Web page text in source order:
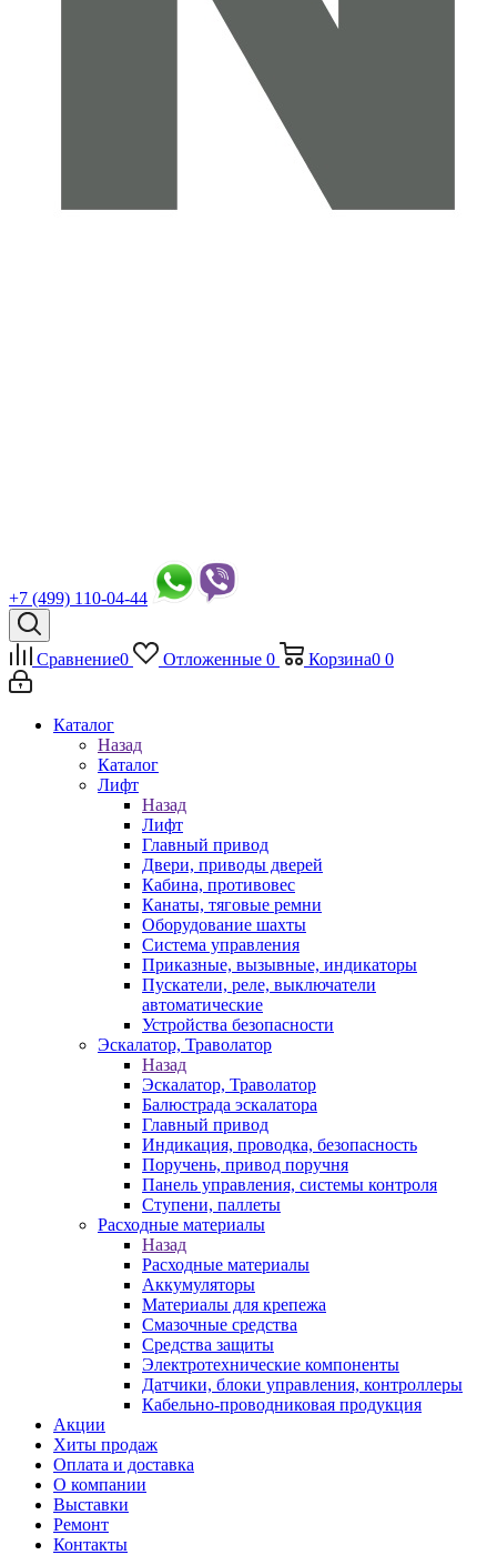
+7 (499) 110-04-44
Сравнение0 Отложенные 0 Корзина0 0
Каталог
Назад
Каталог
Лифт
Назад
Лифт
Главный привод
Двери, приводы дверей
Кабина, противовес
Канаты, тяговые ремни
Оборудование шахты
Система управления
Приказные, вызывные, индикаторы
Пускатели, реле, выключатели
автоматические
Устройства безопасности
Эскалатор, Траволатор
Назад
Эскалатор, Траволатор
Балюстрада эскалатора
Главный привод
Индикация, проводка, безопасность
Поручень, привод поручня
Панель управления, системы контроля
Ступени, паллеты
Расходные материалы
Назад
Расходные материалы
Аккумуляторы
Материалы для крепежа
Смазочные средства
Средства защиты
Электротехнические компоненты
Датчики, блоки управления, контроллеры
Кабельно-проводниковая продукция
Акции
Хиты продаж
Оплата и доставка
О компании
Выставки
Ремонт
Контакты